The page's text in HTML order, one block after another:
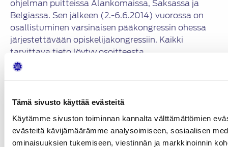
Tämä sivusto käyttää evästeitä
Käytämme sivuston toiminnan kannalta välttämättömien
evästeitä kävijämäärämme analysoimiseen, sosiaalisen
ominaisuuksien tukemiseen, viestinnän ja markkinoinnin
ohjelman puitteissa Alankomaissa, Saksassa ja
Belgiassa. Sen jälkeen (2.-6.6.2014) vuorossa on
osallistuminen varsinaisen pääkongressin ohessa
järjestettävään opiskelijakongressiin. Kaikki
tarvittava tieto löytyy osoitteesta
http://www.fisita2014.com/studentsactivities/
Kunkin maan paikallinen FISITA -yhteisö, meidän
tapauksessammeSATL, vastaa yhden henkilön
valinnasta ja hänen matkustuskuluista
Maastrichtiin ja takaisin sekä